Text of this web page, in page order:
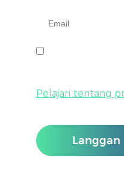
Pelajari tentang